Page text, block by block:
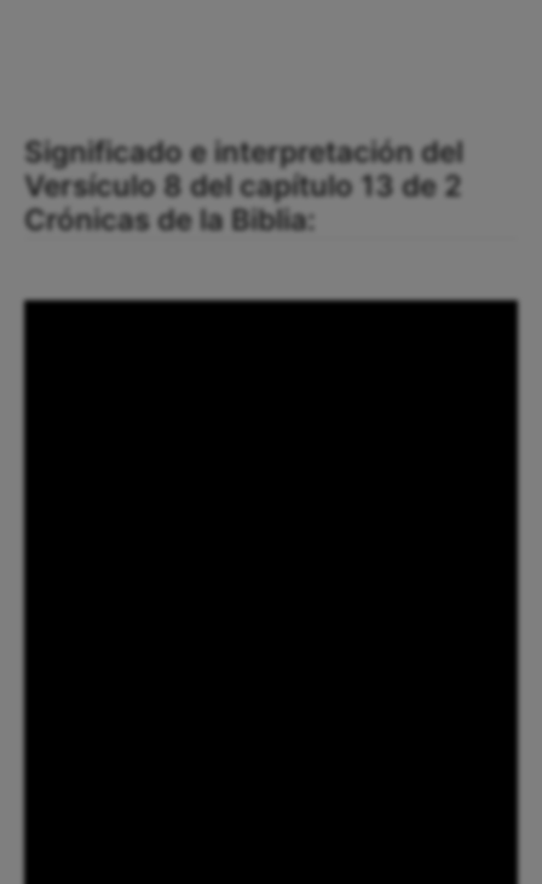
Significado e interpretación del
Versículo 8 del capítulo 13 de 2
Crónicas de la Biblia: